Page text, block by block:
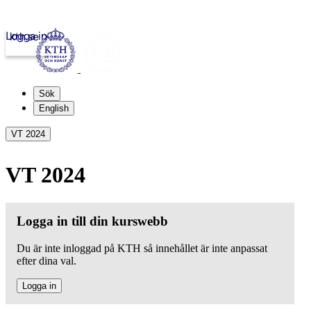
kth.se
Logga in
Sök
English
VT 2024
VT 2024
Logga in till din kurswebb
Du är inte inloggad på KTH så innehållet är inte anpassat
efter dina val.
Logga in